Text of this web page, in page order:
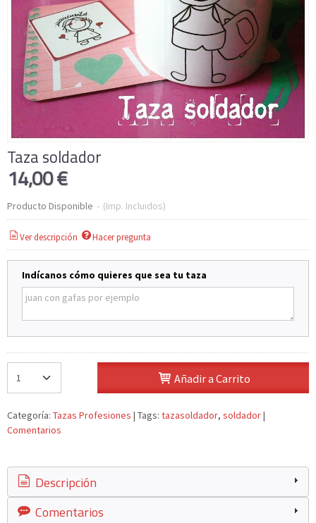
Taza soldador
14,00 €
Producto Disponible - (Imp. Incluidos)
Ver descripción Hacer pregunta
Indícanos cómo quieres que sea tu taza
Añadir a Carrito
Categoría: Tazas Profesiones | Tags: tazasoldador soldador|
Comentarios
Descripción
Comentarios